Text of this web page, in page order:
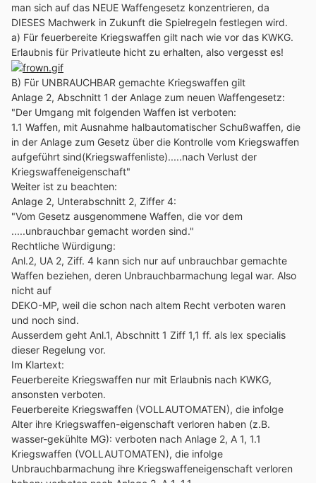
man sich auf das NEUE Waffengesetz konzentrieren, da
DIESES Machwerk in Zukunft die Spielregeln festlegen wird.
a) Für feuerbereite Kriegswaffen gilt nach wie vor das KWKG.
Erlaubnis für Privatleute hicht zu erhalten, also vergesst es!
B) Für UNBRAUCHBAR gemachte Kriegswaffen gilt
Anlage 2, Abschnitt 1 der Anlage zum neuen Waffengesetz:
"Der Umgang mit folgenden Waffen ist verboten:
1.1 Waffen, mit Ausnahme halbautomatischer Schußwaffen, die
in der Anlage zum Gesetz über die Kontrolle vom Kriegswaffen
aufgeführt sind(Kriegswaffenliste).....nach Verlust der
Kriegswaffeneigenschaft"
Weiter ist zu beachten:
Anlage 2, Unterabschnitt 2, Ziffer 4:
"Vom Gesetz ausgenommene Waffen, die vor dem
.....unbrauchbar gemacht worden sind."
Rechtliche Würdigung:
Anl.2, UA 2, Ziff. 4 kann sich nur auf unbrauchbar gemachte
Waffen beziehen, deren Unbrauchbarmachung legal war. Also
nicht auf
DEKO-MP, weil die schon nach altem Recht verboten waren
und noch sind.
Ausserdem geht Anl.1, Abschnitt 1 Ziff 1,1 ff. als lex specialis
dieser Regelung vor.
Im Klartext:
Feuerbereite Kriegswaffen nur mit Erlaubnis nach KWKG,
ansonsten verboten.
Feuerbereite Kriegswaffen (VOLLAUTOMATEN), die infolge
Alter ihre Kriegswaffen-eigenschaft verloren haben (z.B.
wasser-gekühlte MG): verboten nach Anlage 2, A 1, 1.1
Kriegswaffen (VOLLAUTOMATEN), die infolge
Unbrauchbarmachung ihre Kriegswaffeneigenschaft verloren